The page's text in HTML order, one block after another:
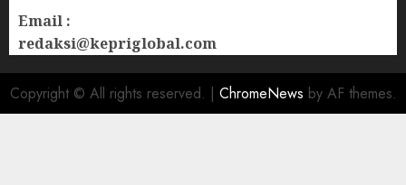
Email :
redaksi@kepriglobal.com
Copyright © All rights reserved. | ChromeNews by AF themes.